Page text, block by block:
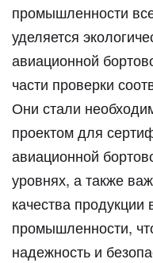
промышленности
уделяется
авиационной
части проверки
Они стали
проектом для
авиационной
уровнях, а также
качества продукции
промышленности,
надежность и